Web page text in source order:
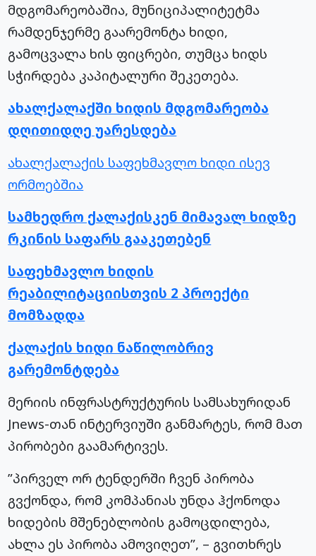
მდგომარეობაშია, მუნიციპალიტეტმა
რამდენჯერმე გაარემონტა ხიდი,
გამოცვალა ხის ფიცრები, თუმცა ხიდს
სჭირდება კაპიტალური შეკეთება.
ახალქალაქში ხიდის მდგომარეობა
დღითიდღე უარესდება
ახალქალაქის საფეხმავლო ხიდი ისევ
ორმოებშია
სამხედრო ქალაქისკენ მიმავალ ხიდზე
რკინის საფარს გააკეთებენ
საფეხმავლო ხიდის
რეაბილიტაციისთვის 2 პროექტი
მომზადდა
ქალაქის ხიდი ნაწილობრივ
გარემონტდება
მერიის ინფრასტრუქტურის სამსახურიდან
Jnews-თან ინტერვიუში განმარტეს, რომ მათ
პირობები გაამარტივეს.
”პირველ ორ ტენდერში ჩვენ პირობა
გვქონდა, რომ კომპანიას უნდა ჰქონოდა
ხიდების მშენებლობის გამოცდილება,
ახლა ეს პირობა ამოვიღეთ”, – გვითხრეს